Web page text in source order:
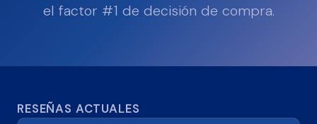
el factor #1 de decisión de compra.
Calculadora de reseñas
RESEÑAS ACTUALES